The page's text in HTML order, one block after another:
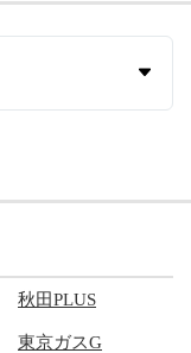
秋田PLUS
東京ガスG